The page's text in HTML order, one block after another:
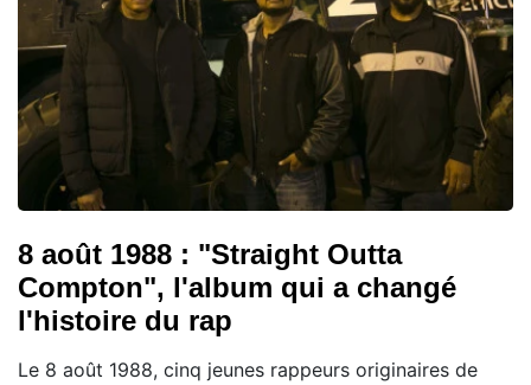
8 août 1988 : "Straight Outta
Compton", l'album qui a changé
l'histoire du rap
Le 8 août 1988, cinq jeunes rappeurs originaires de